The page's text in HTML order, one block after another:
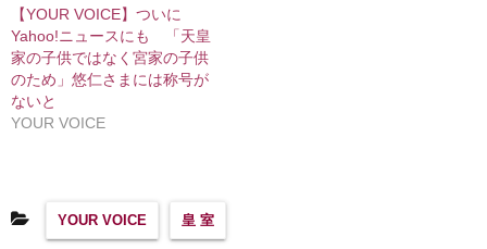
【YOUR VOICE】ついに
Yahoo!ニュースにも 「天皇
家の子供ではなく宮家の子供
のため」悠仁さまには称号が
ないと
YOUR VOICE
YOUR VOICE 皇 室